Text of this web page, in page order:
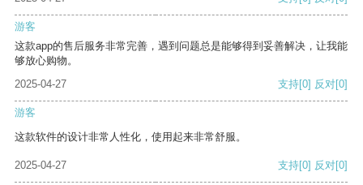
游客
这款app的售后服务非常完善，遇到问题总是能够得到妥善解决，让我能
够放心购物。
2025-04-27
支持[0] 反对[0]
游客
这款软件的设计非常人性化，使用起来非常舒服。
2025-04-27 支持[0] 反对[0]